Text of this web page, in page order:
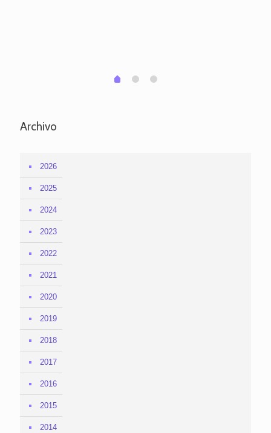
0 1 2
Archivo
2026
2025
2024
2023
2022
2021
2020
2019
2018
2017
2016
2015
2014